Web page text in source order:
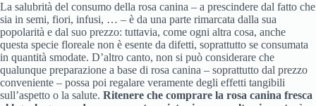
La salubrità del consumo della rosa canina – a prescindere dal fatto che
sia in semi, fiori, infusi, … – è da una parte rimarcata dalla sua
popolarità e dal suo prezzo: tuttavia, come ogni altra cosa, anche
questa specie floreale non è esente da difetti, soprattutto se consumata
in quantità smodate. D’altro canto, non si può considerare che
qualunque preparazione a base di rosa canina – soprattutto dal prezzo
conveniente – possa poi regalare veramente degli effetti tangibili
sull’aspetto o la salute. Ritenere che comprare la rosa canina fresca